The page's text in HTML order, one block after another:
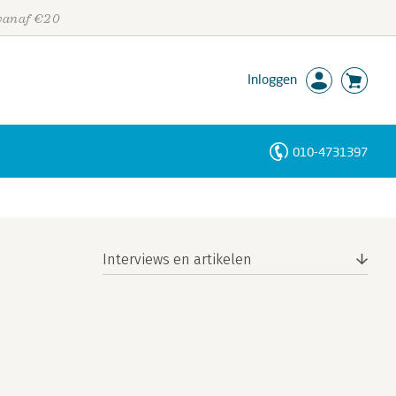
€20
Inloggen
010-4731397
Interviews en artikelen
Personen